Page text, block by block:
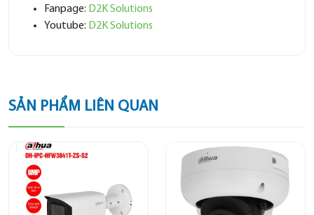
Fanpage: D2K Solutions
Youtube: D2K Solutions
SẢN PHẨM LIÊN QUAN